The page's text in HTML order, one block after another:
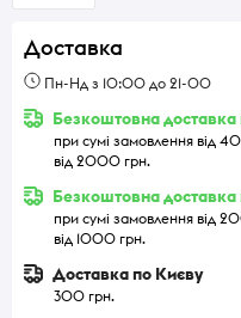
Доставка
Пн-Нд з 10:00 до 21-00
Безкоштовна доставка
при сумі замовлення від
від 2000 грн.
Безкоштовна
при сумі замовлення від
від 1000 грн.
Доставка по Києву
300 грн.